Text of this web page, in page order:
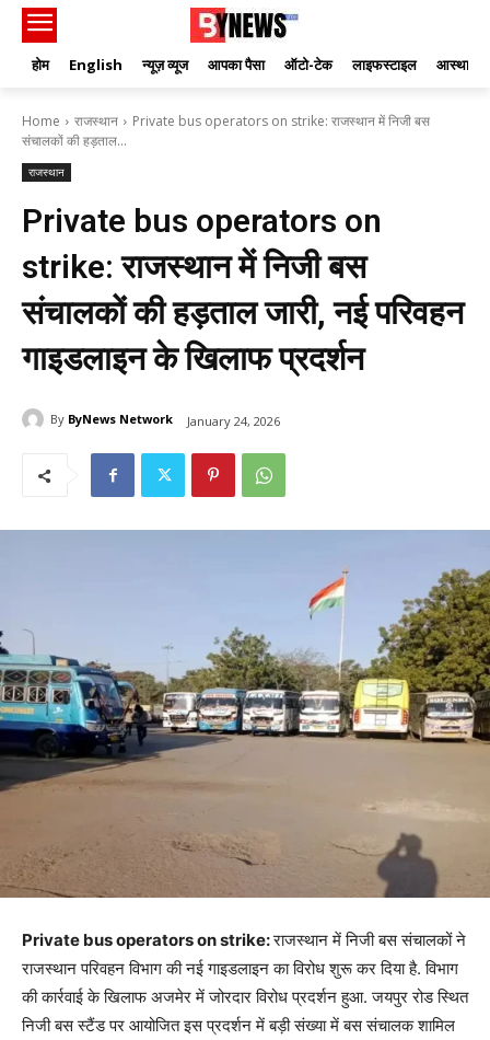
होम English न्यूज़ व्यूज आपका पैसा ऑटो-टेक लाइफस्टाइल आस्था
Home राजस्थान
Private bus operators on strike: राजस्थान में निजी बस
संचालकों की हड़ताल...
राजस्थान
Private bus operators on
strike: राजस्थान में निजी बस
संचालकों की हड़ताल जारी, नई परिवहन
गाइडलाइन के खिलाफ प्रदर्शन
By ByNews Network January 24, 2026
Private bus operators on strike:राजस्थान में निजी बस संचालकों ने
राजस्थान परिवहन विभाग की नई गाइडलाइन का विरोध शुरू कर दिया है. विभाग
की कार्रवाई के खिलाफ अजमेर में जोरदार विरोध प्रदर्शन हुआ. जयपुर रोड स्थित
निजी बस स्टैंड पर आयोजित इस प्रदर्शन में बड़ी संख्या में बस संचालक शामिल